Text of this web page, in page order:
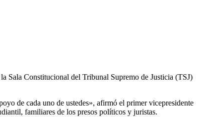
Sala Constitucional del Tribunal Supremo de Justicia (TSJ)
de cada uno de ustedes», afirmó el primer vicepresidente
familiares de los presos políticos y juristas.